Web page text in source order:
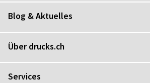
Blog & Aktuelles
Über drucks.ch
Services